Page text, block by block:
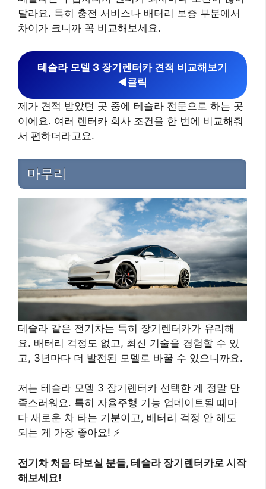
달라요. 특히 충전 서비스나 배터리 보증 부분에서
차이가 크니까 꼭 비교해보세요.
테슬라 모델 3 장기렌터카 견적 비교해보기
◀︎클릭
제가 견적 받았던 곳 중에 테슬라 전문으로 하는 곳
이에요. 여러 렌터카 회사 조건을 한 번에 비교해줘
서 편하더라고요.
마무리
테슬라 같은 전기차는 특히 장기렌터카가 유리해
요. 배터리 걱정도 없고, 최신 기술을 경험할 수 있
고, 3년마다 더 발전된 모델로 바꿀 수 있으니까요.
저는 테슬라 모델 3 장기렌터카 선택한 게 정말 만
족스러워요. 특히 자율주행 기능 업데이트될 때마
다 새로운 차 타는 기분이고, 배터리 걱정 안 해도
되는 게 가장 좋아요! ⚡
전기차 처음 타보실 분들, 테슬라 장기렌터카로 시작
해보세요!